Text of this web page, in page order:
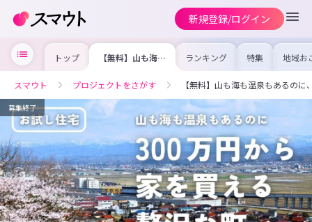
新規登録/ログイン
トップ 【無料】山も海も
温泉もあるのに、
買える町で、最大
6泊7日の移住体
験。
ランキング 特集 地域お
の求
を集め
事内容
を比較
合った
スマウト プロジェクトをさがす 【無料】山も海も温泉もあるの
募集終了